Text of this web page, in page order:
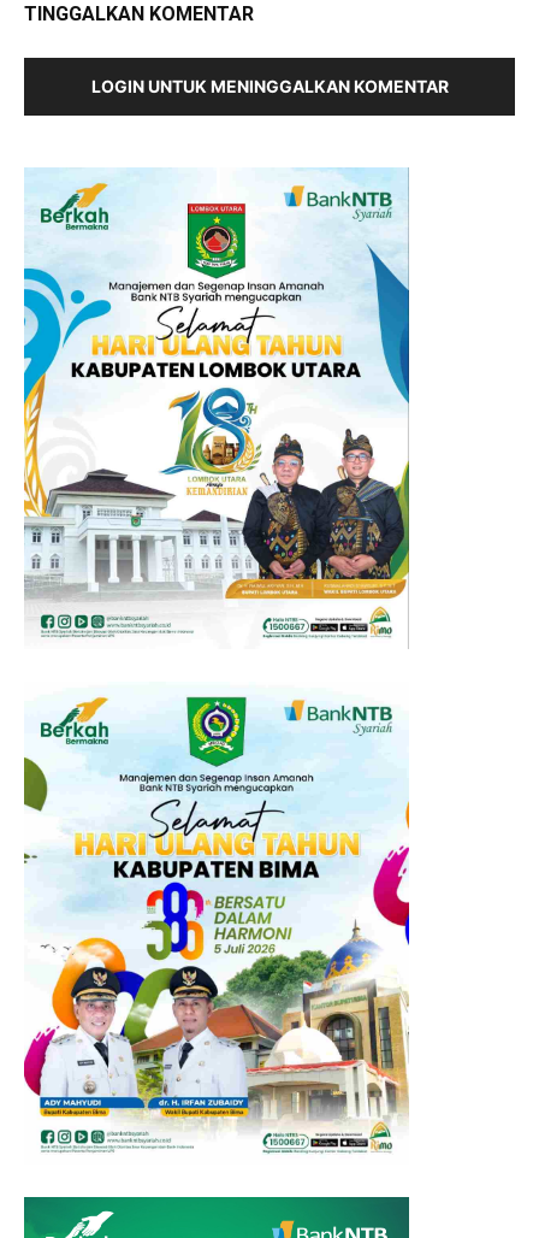
TINGGALKAN KOMENTAR
LOGIN UNTUK MENINGGALKAN KOMENTAR